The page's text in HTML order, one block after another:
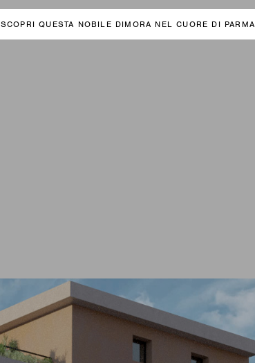
SCOPRI QUESTA NOBILE DIMORA NEL CUORE DI PARMA